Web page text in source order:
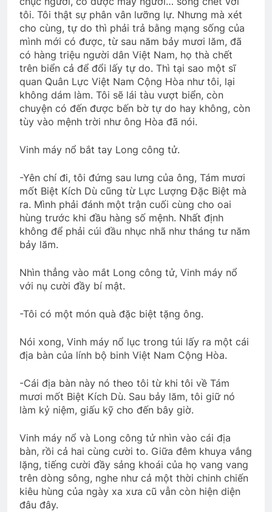
tôi. Tôi thật sự phân vân lưỡng lự. Nhưng mà xét
cho cùng, tự do thì phải trả bằng mạng sống của
mình mới có được, từ sau năm bảy mươi lăm, đã
có hàng triệu người dân Việt Nam, họ thà chết
trên biển cả để đổi lấy tự do. Thì tại sao một sĩ
quan Quân Lực Việt Nam Cộng Hòa như tôi, lại
không dám làm. Tôi sẽ lái tàu vượt biển, còn
chuyện có đến được bến bờ tự do hay không, còn
tùy vào mệnh trời như ông Hòa đã nói.
Vinh máy nổ bắt tay Long công tử.
-Yên chí đi, tôi đứng sau lưng của ông, Tám mươi
mốt Biệt Kích Dù cũng từ Lực Lượng Đặc Biệt mà
ra. Mình phải đánh một trận cuối cùng cho oai
hùng trước khi đầu hàng số mệnh. Nhất định
không để phải cúi đầu nhục nhã như tháng tư năm
bảy lăm.
Nhìn thẳng vào mắt Long công tử, Vinh máy nổ
với nụ cười đầy bí mật.
-Tôi có một món quà đặc biệt tặng ông.
Nói xong, Vinh máy nổ lục trong túi lấy ra một cái
địa bàn của lính bộ binh Việt Nam Cộng Hòa.
-Cái địa bàn này nó theo tôi từ khi tôi về Tám
mươi mốt Biệt Kích Dù. Sau bảy lăm, tôi giữ nó
làm kỷ niệm, giấu kỹ cho đến bây giờ.
Vinh máy nổ và Long công tử nhìn vào cái địa
bàn, rồi cả hai cùng cười to. Giữa đêm khuya vắng
lặng, tiếng cười đầy sảng khoái của họ vang vang
trên dòng sông, nghe như cả một thời chinh chiến
kiêu hùng của ngày xa xưa cũ vẫn còn hiện diện
đâu đây.